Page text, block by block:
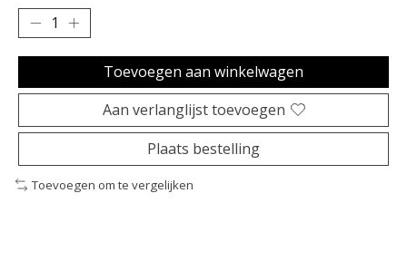
Toevoegen aan winkelwagen
Aan verlanglijst toevoegen
Plaats bestelling
Toevoegen om te vergelijken